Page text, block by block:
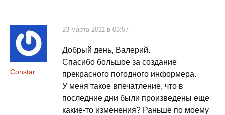
Constar
23 марта 2011 в 03:57
Добрый день, Валерий.
Спасибо большое за создание
прекрасного погодного информера.
У меня такое впечатление, что в
последние дни были произведены еще
какие-то изменения? Раньше по моему